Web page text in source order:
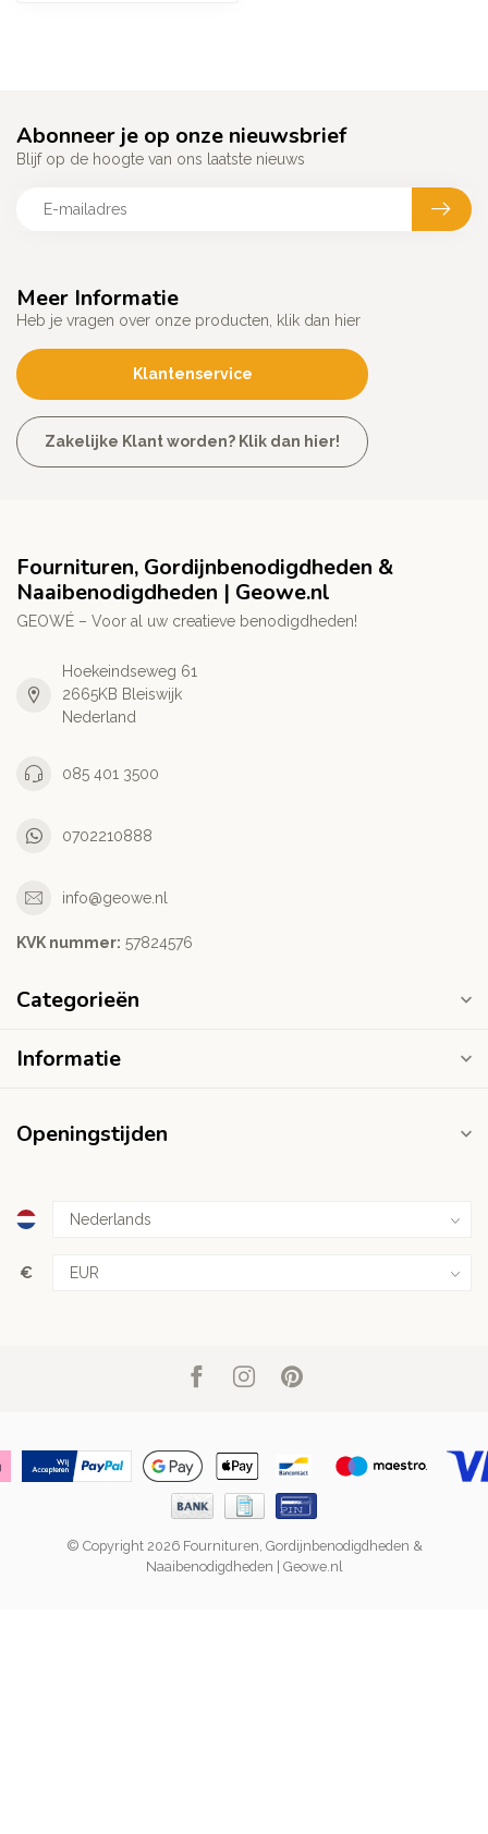
Meer Informatie
Heb je vragen over onze producten, klik dan hier
Klantenservice
Zakelijke Klant worden? Klik dan hier!
Abonneer je op onze nieuwsbrief
Blijf op de hoogte van ons laatste nieuws
Fournituren, Gordijnbenodigdheden &
Naaibenodigdheden | Geowe.nl
GEOWÉ – Voor al uw creatieve benodigdheden!
Hoekeindseweg 61
2665KB Bleiswijk
Nederland
085 401 3500
0702210888
info@geowe.nl
KVK nummer: ‭57824576‬
Categorieën
Informatie
Openingstijden
€
© Copyright 2026 Fournituren, Gordijnbenodigdheden &
Naaibenodigdheden | Geowe.nl